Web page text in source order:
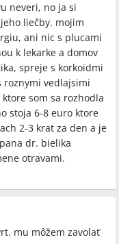
neveri, no ja si
liečby. mojim
ani nic s plucami
k lekarke a domov
spreje s korkoidmi
roznymi vedlajsimi
som sa rozhodla
stoja 6-8 euro ktore
2-3 krat za den a je
dr. bielika
otravami.
mu môžem zavolať